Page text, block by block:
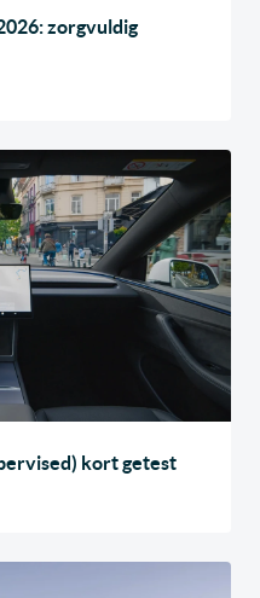
zorgvuldig
kort getest